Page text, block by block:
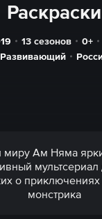
Раскраски
13 сезонов 0+
Развивающий
миру Ам Няма
о приключениях
монстрика